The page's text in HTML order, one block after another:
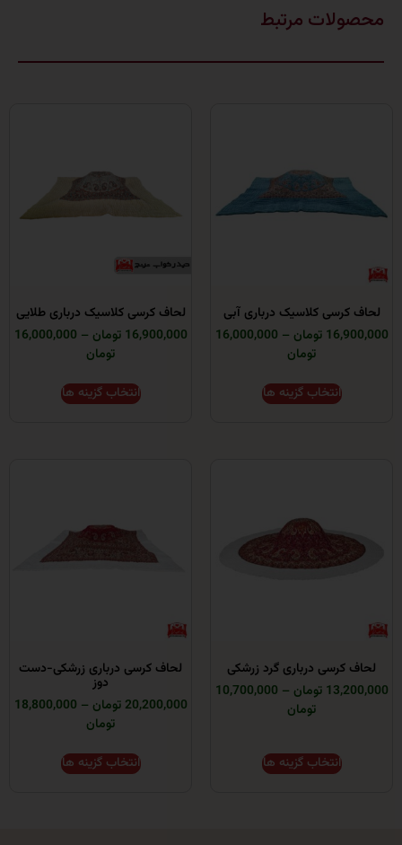
مرتبط
کلاسیک درباری آبی
–
16,000,000
انتخاب گزینه ها
لحاف کرسی کلاسیک درباری طلایی
16,900,000 تومان
–
16,000,000
انتخاب گزینه ها
درباری گرد زرشکی
–
10,700,000
انتخاب گزینه ها
لحاف کرسی درباری زرشکی-دست
20,200,000 تومان
–
18,800,000
انتخاب گزینه ها